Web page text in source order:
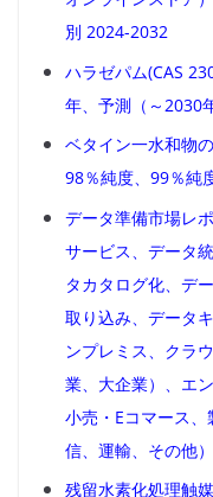
別 2024-2032
ハラゼパム(CAS
年、予測（～2030年
ベタイン一水和物
98％純度、99％純
データ準備市場レ
サービス、データ
タカタログ化、デ
取り込み、データ
ンプレミス、クラ
業、大企業）、エ
小売・Eコマース
信、運輸、その他
残留水素化処理触